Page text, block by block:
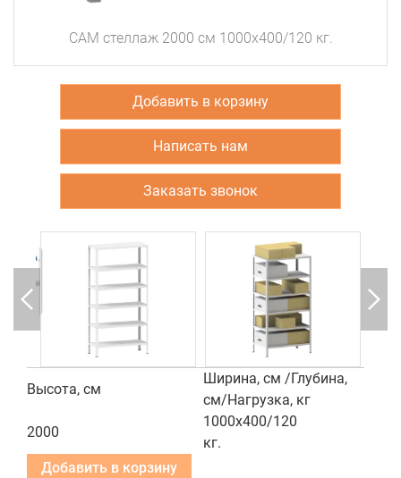
САМ стеллаж 2000 см 1000х400/120 кг.
Добавить в корзину
Написать нам
Заказать звонок
Высота, см
Ширина, см /Глубина,
см/Нагрузка, кг
2000
1000х400/120
кг.
Добавить в корзину